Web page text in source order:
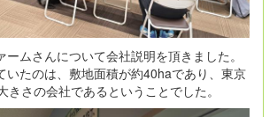
ムさんについて会社説明を頂きました。
いたのは、敷地面積が約40haであり、東京
きさの会社であるということでした。